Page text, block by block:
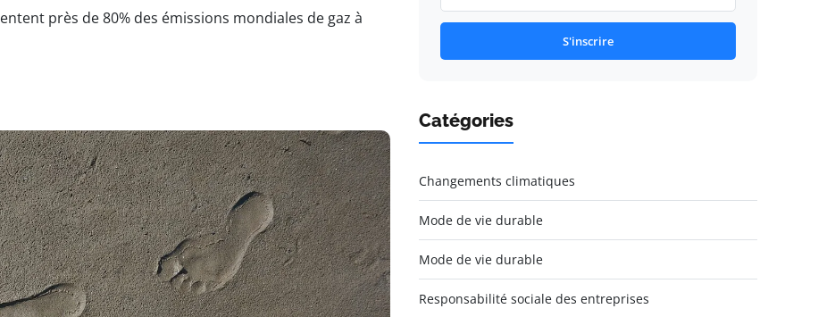
près de 80% des émissions mondiales de gaz à
S'inscrire
Catégories
Changements climatiques
Mode de vie durable
Mode de vie durable
Responsabilité sociale des entreprises